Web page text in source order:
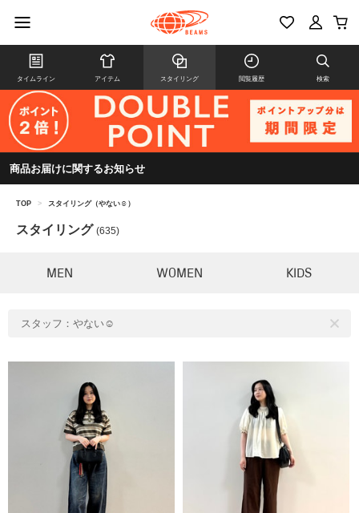
タイムライン アイテム スタイリング 閲覧履歴 検索
商品お届けに関するお知らせ
TOP > スタイリング（やない☺︎）
スタイリング (635)
MEN WOMEN KIDS
スタッフ：やない☺︎